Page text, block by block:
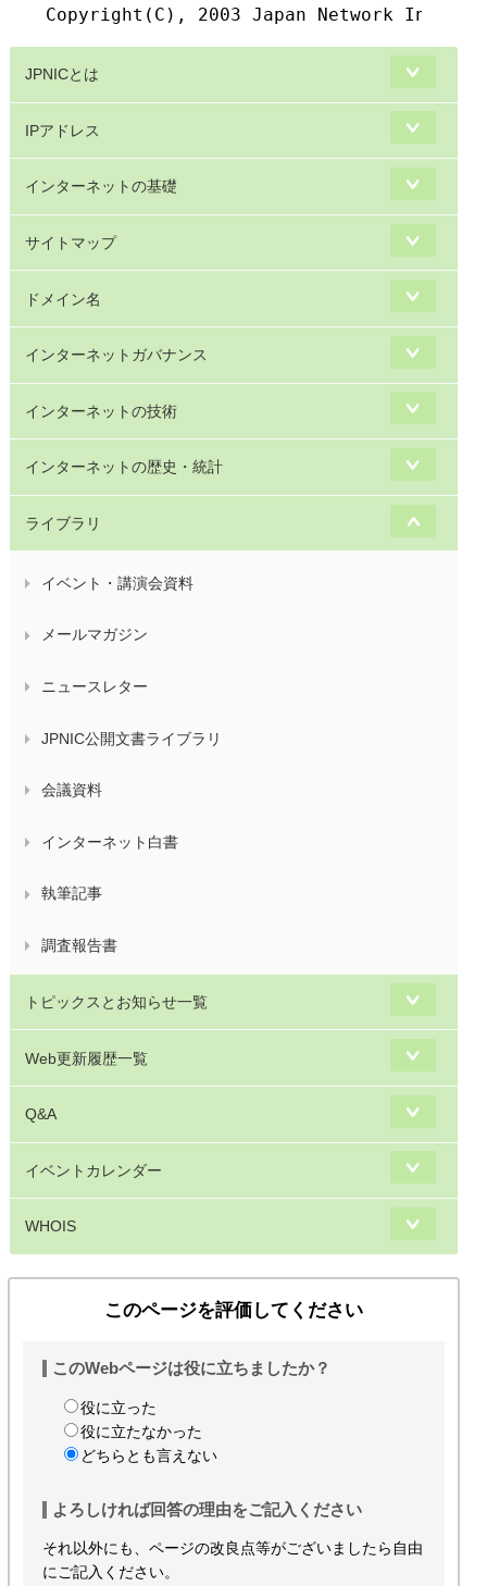
JPNICとは
IPアドレス
インターネットの基礎
サイトマップ
ドメイン名
インターネットガバナンス
インターネットの技術
インターネットの歴史・統計
ライブラリ
イベント・講演会資料
メールマガジン
ニュースレター
JPNIC公開文書ライブラリ
会議資料
インターネット白書
執筆記事
調査報告書
トピックスとお知らせ一覧
Web更新履歴一覧
Q&A
イベントカレンダー
WHOIS
このページを評価してください
このWebページは役に立ちましたか？
役に立った
役に立たなかった
どちらとも言えない
よろしければ回答の理由をご記入ください
それ以外にも、ページの改良点等がございましたら自由
にご記入ください。